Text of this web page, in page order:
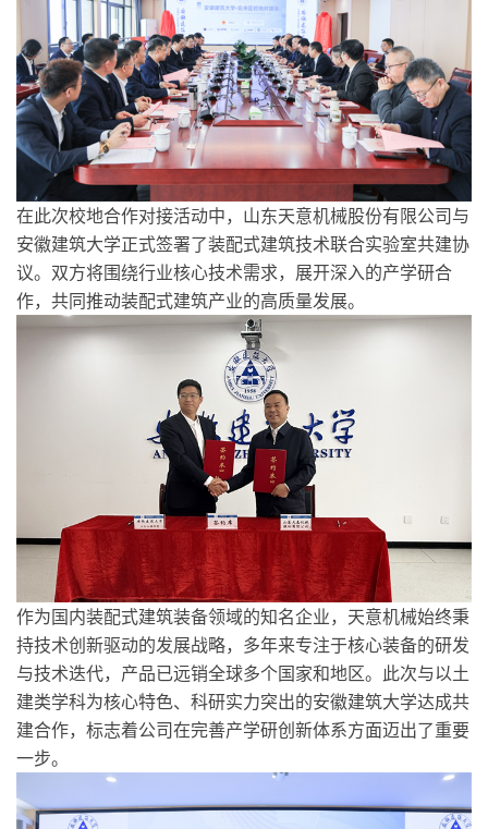
在此次校地合作对接活动中，山东天意机械股份有限公司与
安徽建筑大学正式签署了装配式建筑技术联合实验室共建协
议。双方将围绕行业核心技术需求，展开深入的产学研合
作，共同推动装配式建筑产业的高质量发展。
作为国内装配式建筑装备领域的知名企业，天意机械始终秉
持技术创新驱动的发展战略，多年来专注于核心装备的研发
与技术迭代，产品已远销全球多个国家和地区。此次与以土
建类学科为核心特色、科研实力突出的安徽建筑大学达成共
建合作，标志着公司在完善产学研创新体系方面迈出了重要
一步。